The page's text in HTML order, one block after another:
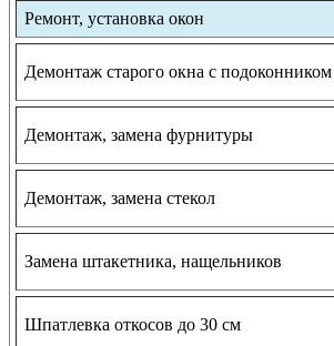
Ремонт, установка окон
Демонтаж старого окна с подоконником
Демонтаж, замена фурнитуры
Демонтаж, замена стекол
Замена штакетника, нащельников
Шпатлевка откосов до 30 см